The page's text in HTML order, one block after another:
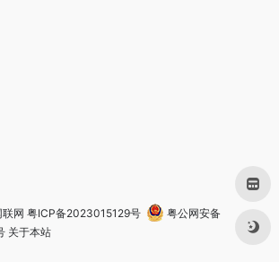
联网 粤ICP备2023015129号
粤公网安备
关于本站